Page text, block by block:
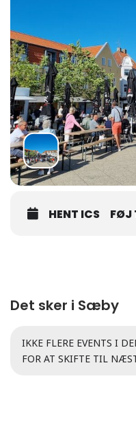
HENT ICS FØJ
Det sker i Sæby
IKKE FLERE EVENTS I
FOR AT SKIFTE TIL